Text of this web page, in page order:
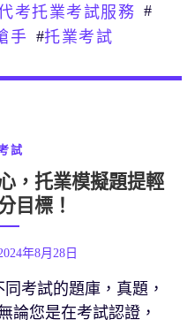
考托業考試服務 #
手 #托業考試
試
，托業模擬題提輕
目標！
年8月28日
考試的題庫，真題，
論您是在考試認證，